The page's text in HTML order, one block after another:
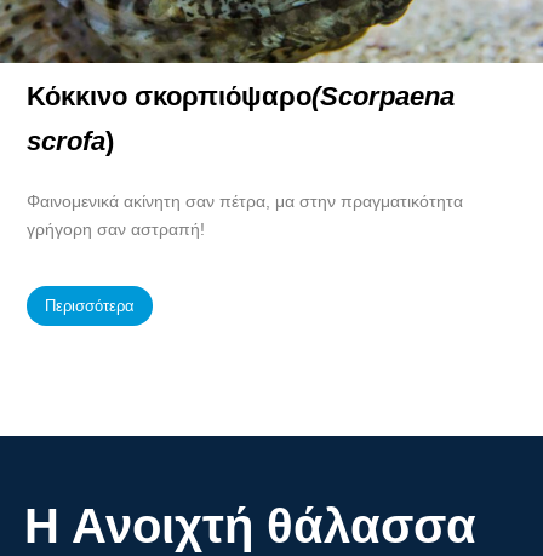
Κόκκινο σκορπιόψαρο(Scorpaena
scrofa)
Φαινομενικά ακίνητη σαν πέτρα, μα στην πραγματικότητα
γρήγορη σαν αστραπή!
Περισσότερα
Η Ανοιχτή θάλασσα